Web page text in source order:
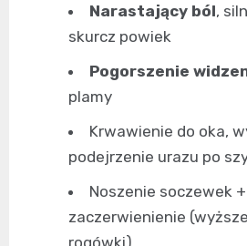
Narastający ból,
skurcz powiek
Pogorszenie
plamy
Krwawienie do oka,
podejrzenie urazu po
Noszenie soczewek
zaczerwienienie